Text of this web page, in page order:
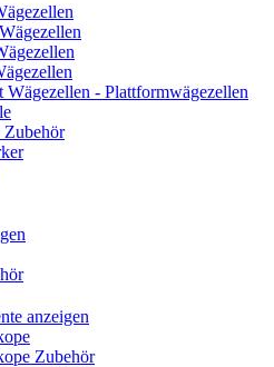
Wägezellen - Plattformwägezellen
Zubehör
anzeigen
Zubehör